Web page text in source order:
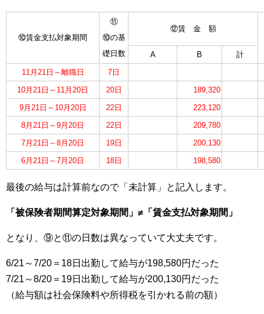
⑩賃金支払対象期間
⑪
⑩の基
礎日数
⑫賃 金 額
A B
計
11月21日～離職日
7日
10月21日～11月20日
20日
189,320
9月21日～10月20日
22日
223,120
8月21日～9月20日
22日
209,780
7月21日～8月20日
19日
200,130
6月21日～7月20日
18日 198,580
最後の給与は計算前なので「未計算」と記入します。
「被保険者期間算定対象期間」≠「賃金支払対象期間」
となり、⑨と⑪の日数は異なっていて大丈夫です。
6/21～7/20＝18日出勤して給与が198,580円だった
7/21～8/20＝19日出勤して給与が200,130円だった
（給与額は社会保険料や所得税を引かれる前の額）